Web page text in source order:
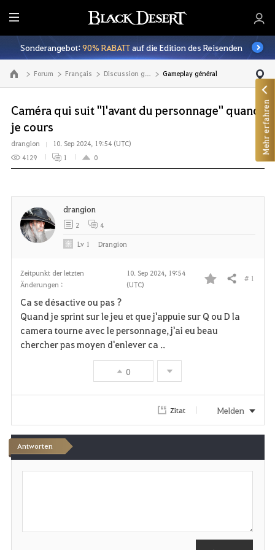
A
l
l
e
Sonderangebot:90% RABATTauf die Edition des Reisenden
Zur Hauptseite Forum Français Discussion générale Gameplay général
Caméra qui suit "l'avant du personnage" quand
je cours
drangion
10. Sep 2024, 19:54 (UTC)
4129
1 0
Zeitpunkt der letzten
Änderungen :
10. Sep 2024, 19:54
(UTC)
F
a
v
t
e
Teilen # 1
Ca se désactive ou pas ?
Quand je sprint sur le jeu et que j'appuie sur Q ou D la
camera tourne avec le personnage, j'ai eu beau
chercher pas moyen d'enlever ca ..
0
drangion
2 4
Lv 1 Drangion
Zitat Melden
Antworten
S
b
Mehr erfahren